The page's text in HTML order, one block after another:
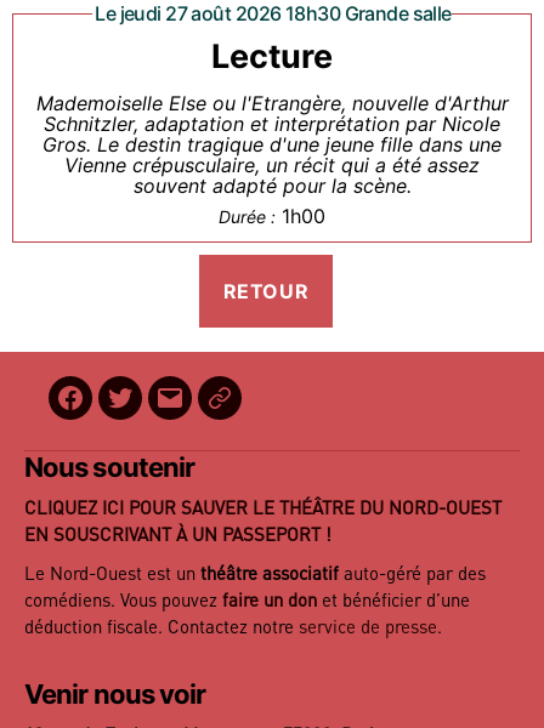
Le jeudi 27 août 2026 18h30 Grande salle
Lecture
Mademoiselle Else ou l'Etrangère, nouvelle d'Arthur
Schnitzler, adaptation et interprétation par Nicole
Gros. Le destin tragique d'une jeune fille dans une
Vienne crépusculaire, un récit qui a été assez
souvent adapté pour la scène.
Durée : 1h00
Facebook
Twitter
E-
mail
BilletReduc
Nous soutenir
CLIQUEZ ICI POUR SAUVER LE THÉÂTRE DU NORD-OUEST
EN SOUSCRIVANT À UN PASSEPORT !
Le Nord-Ouest est un théâtre associatif auto-géré par des
comédiens. Vous pouvez faire un don et bénéficier d’une
déduction fiscale. Contactez notre service de presse.
Venir nous voir